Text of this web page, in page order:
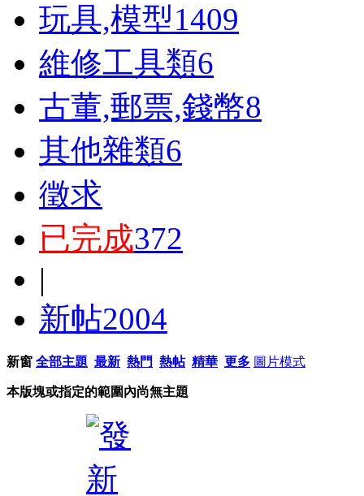
玩具,模型1409
維修工具類6
古董,郵票,錢幣8
其他雜類6
徵求
已完成372
|
新帖2004
新窗 全部主題 最新 熱門 熱帖 精華 更多 圖片模式
本版塊或指定的範圍內尚無主題